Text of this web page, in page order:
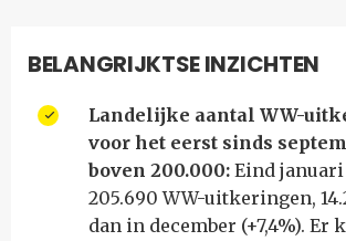
BELANGRIJKTSE INZICHTEN
Landelijke aantal WW-
voor het eerst sinds
boven 200.000: Eind
205.690 WW-uitkeringen,
dan in december (+7,4%). Er